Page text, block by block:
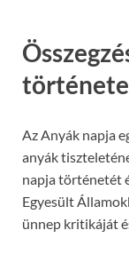
Az Anyák napja
anyák
napja történetét
Egyesült
ünnep kritikáját